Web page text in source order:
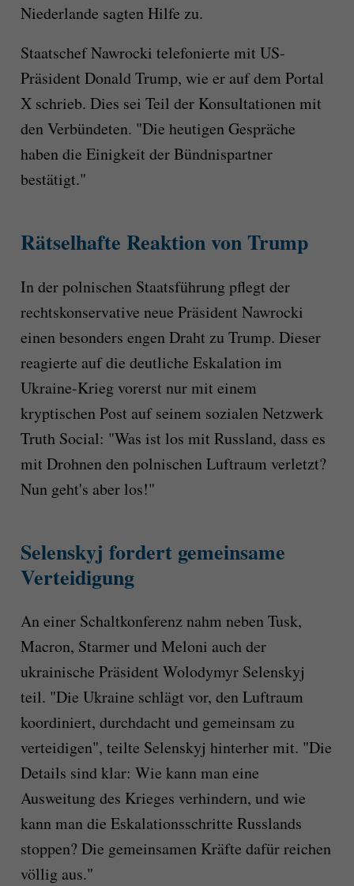
Niederlande sagten Hilfe zu.
Staatschef Nawrocki telefonierte mit US-
Präsident Donald Trump, wie er auf dem Portal
X schrieb. Dies sei Teil der Konsultationen mit
den Verbündeten. "Die heutigen Gespräche
haben die Einigkeit der Bündnispartner
bestätigt."
Rätselhafte Reaktion von Trump
In der polnischen Staatsführung pflegt der
rechtskonservative neue Präsident Nawrocki
einen besonders engen Draht zu Trump. Dieser
reagierte auf die deutliche Eskalation im
Ukraine-Krieg vorerst nur mit einem
kryptischen Post auf seinem sozialen Netzwerk
Truth Social: "Was ist los mit Russland, dass es
mit Drohnen den polnischen Luftraum verletzt?
Nun geht's aber los!"
Selenskyj fordert gemeinsame
Verteidigung
An einer Schaltkonferenz nahm neben Tusk,
Macron, Starmer und Meloni auch der
ukrainische Präsident Wolodymyr Selenskyj
teil. "Die Ukraine schlägt vor, den Luftraum
koordiniert, durchdacht und gemeinsam zu
verteidigen", teilte Selenskyj hinterher mit. "Die
Details sind klar: Wie kann man eine
Ausweitung des Krieges verhindern, und wie
kann man die Eskalationsschritte Russlands
stoppen? Die gemeinsamen Kräfte dafür reichen
völlig aus."